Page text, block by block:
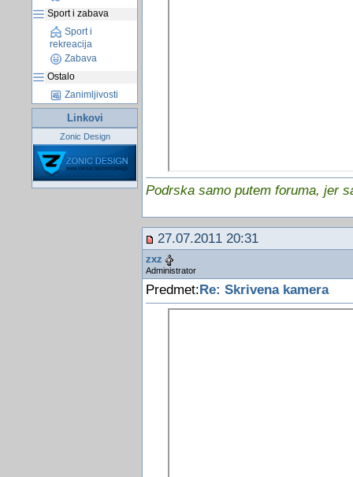
Sport i zabava
Sport i
rekreacija
Zabava
Ostalo
Zanimljivosti
Linkovi
Zonic Design
Podrska samo putem foruma, jer
27.07.2011 20:31
zxz
Administrator
Predmet:Re: Skrivena kamera